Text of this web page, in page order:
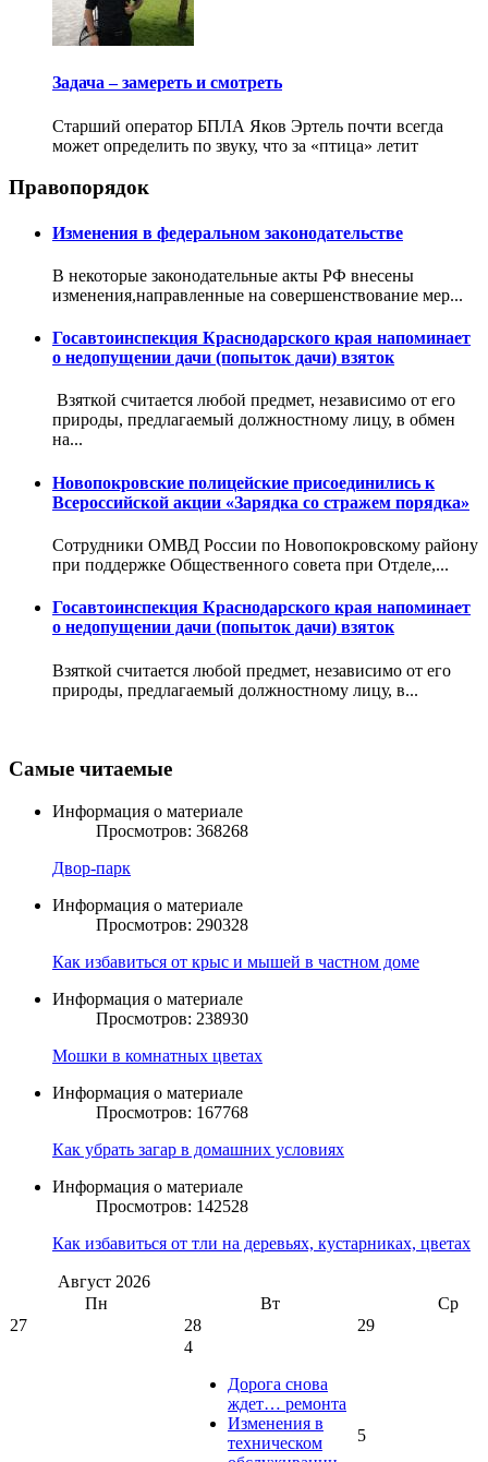
Задача – замереть и смотреть
Старший оператор БПЛА Яков Эртель почти всегда
может определить по звуку, что за «птица» летит
Правопорядок
Изменения в федеральном законодательстве
В некоторые законодательные акты РФ внесены
изменения,направленные на совершенствование мер...
Госавтоинспекция Краснодарского края напоминает
о недопущении дачи (попыток дачи) взяток
Взяткой считается любой предмет, независимо от его
природы, предлагаемый должностному лицу, в обмен
на...
Новопокровские полицейские присоединились к
Всероссийской акции «Зарядка со стражем порядка»
Сотрудники ОМВД России по Новопокровскому району
при поддержке Общественного совета при Отделе,...
Госавтоинспекция Краснодарского края напоминает
о недопущении дачи (попыток дачи) взяток
Взяткой считается любой предмет, независимо от его
природы, предлагаемый должностному лицу, в...
Самые читаемые
Информация о материале
Просмотров: 368268
Двор-парк
Информация о материале
Просмотров: 290328
Как избавиться от крыс и мышей в частном доме
Информация о материале
Просмотров: 238930
Мошки в комнатных цветах
Информация о материале
Просмотров: 167768
Как убрать загар в домашних условиях
Информация о материале
Просмотров: 142528
Как избавиться от тли на деревьях, кустарниках, цветах
Август 2026
Пн
Вт
Ср
27
28
29
4
Дорога снова
ждет… ремонта
Изменения в
техническом
5